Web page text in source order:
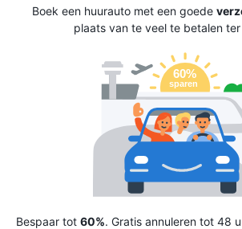
Boek een huurauto met een goede
plaats van te veel te betalen
Bespaar tot 60%. Gratis annuleren tot 48